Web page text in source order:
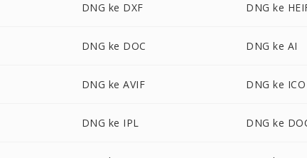
DNG ke DXF DNG ke
DNG ke DOC DNG ke AI
DNG ke AVIF DNG ke ICO
DNG ke IPL DNG ke